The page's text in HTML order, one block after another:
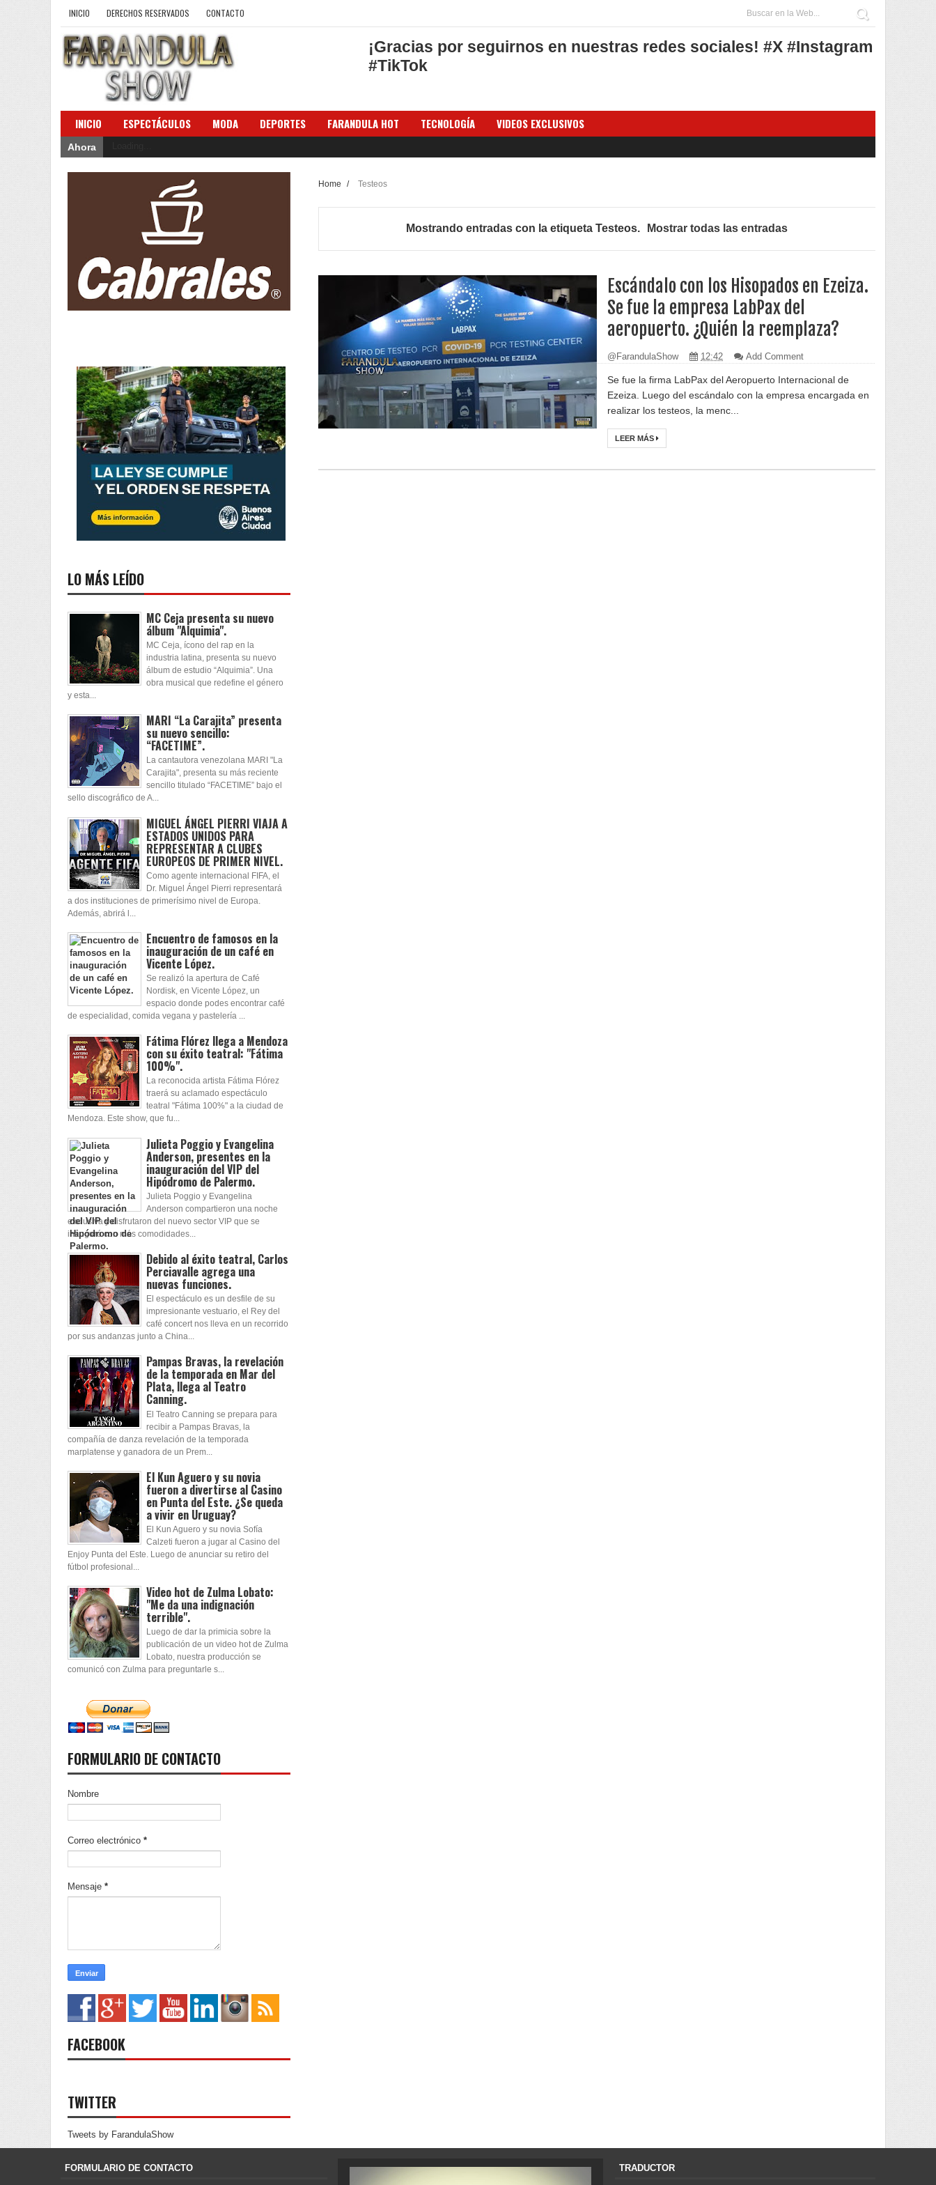
INICIO DERECHOS RESERVADOS CONTACTO
¡Gracias por seguirnos en nuestras redes sociales! #X #Instagram
#TikTok
INICIO ESPECTÁCULOS MODA DEPORTES FARANDULA HOT TECNOLOGÍA VIDEOS EXCLUSIVOS
Ahora
Home / Testeos
Mostrando entradas con la etiquetaTesteos. Mostrar todas las entradas
Escándalo con los Hisopados en Ezeiza.
Se fue la empresa LabPax del
aeropuerto. ¿Quién la reemplaza?
@FarandulaShow 12:42 Add Comment
Se fue la firma LabPax del Aeropuerto Internacional de
Ezeiza. Luego del escándalo con la empresa encargada en
realizar los testeos, la menc...
LEER MÁS
LO MÁS LEÍDO
MC Ceja presenta su nuevo
álbum "Alquimia".
MC Ceja, ícono del rap en la
industria latina, presenta su nuevo
álbum de estudio “Alquimia”. Una
obra musical que redefine el género
y esta...
MARI “La Carajita” presenta
su nuevo sencillo:
“FACETIME”.
La cantautora venezolana MARI "La
Carajita", presenta su más reciente
sencillo titulado “FACETIME” bajo el
sello discográfico de A...
MIGUEL ÁNGEL PIERRI VIAJA A
ESTADOS UNIDOS PARA
REPRESENTAR A CLUBES
EUROPEOS DE PRIMER NIVEL.
Como agente internacional FIFA, el
Dr. Miguel Ángel Pierri representará
a dos instituciones de primerísimo nivel de Europa.
Además, abrirá l...
Encuentro de famosos en la
inauguración de un café en
Vicente López.
Se realizó la apertura de Café
Nordisk, en Vicente López, un
espacio donde podes encontrar café
de especialidad, comida vegana y pastelería ...
Fátima Flórez llega a Mendoza
con su éxito teatral: "Fátima
100%".
La reconocida artista Fátima Flórez
traerá su aclamado espectáculo
teatral "Fátima 100%" a la ciudad de
Mendoza. Este show, que fu...
Julieta Poggio y Evangelina
Anderson, presentes en la
inauguración del VIP del
Hipódromo de Palermo.
Julieta Poggio y Evangelina
Anderson compartieron una noche
exclusiva y disfrutaron del nuevo sector VIP que se
inauguró con más comodidades...
Debido al éxito teatral, Carlos
Perciavalle agrega una
nuevas funciones.
El espectáculo es un desfile de su
impresionante vestuario, el Rey del
café concert nos lleva en un recorrido
por sus andanzas junto a China...
Pampas Bravas, la revelación
de la temporada en Mar del
Plata, llega al Teatro
Canning.
El Teatro Canning se prepara para
recibir a Pampas Bravas, la
compañía de danza revelación de la temporada
marplatense y ganadora de un Prem...
El Kun Aguero y su novia
fueron a divertirse al Casino
en Punta del Este. ¿Se queda
a vivir en Uruguay?
El Kun Aguero y su novia Sofía
Calzeti fueron a jugar al Casino del
Enjoy Punta del Este. Luego de anunciar su retiro del
fútbol profesional...
Video hot de Zulma Lobato:
"Me da una indignación
terrible".
Luego de dar la primicia sobre la
publicación de un video hot de Zulma
Lobato, nuestra producción se
comunicó con Zulma para preguntarle s...
FORMULARIO DE CONTACTO
Nombre
Correo electrónico *
Mensaje *
FACEBOOK
TWITTER
Tweets by FarandulaShow
FORMULARIO DE CONTACTO TRADUCTOR